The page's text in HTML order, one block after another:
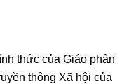
thức của Giáo phận
thông Xã hội của